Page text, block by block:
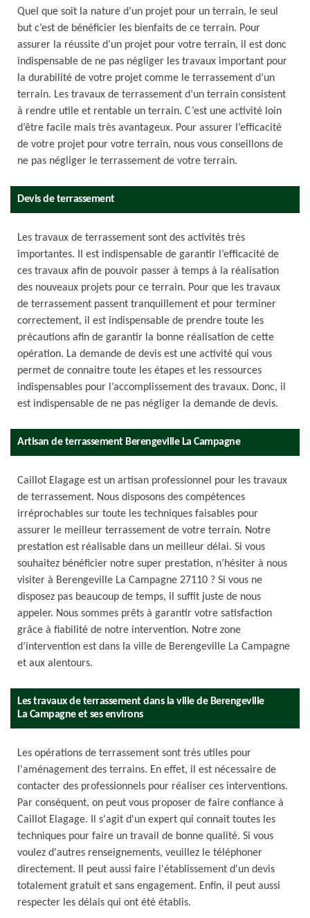
Quel que soit la nature d’un projet pour un terrain, le seul
but c’est de bénéficier les bienfaits de ce terrain. Pour
assurer la réussite d’un projet pour votre terrain, il est donc
indispensable de ne pas négliger les travaux important pour
la durabilité de votre projet comme le terrassement d’un
terrain. Les travaux de terrassement d’un terrain consistent
à rendre utile et rentable un terrain. C’est une activité loin
d’être facile mais très avantageux. Pour assurer l’efficacité
de votre projet pour votre terrain, nous vous conseillons de
ne pas négliger le terrassement de votre terrain.
Devis de terrassement
Les travaux de terrassement sont des activités très
importantes. Il est indispensable de garantir l’efficacité de
ces travaux afin de pouvoir passer à temps à la réalisation
des nouveaux projets pour ce terrain. Pour que les travaux
de terrassement passent tranquillement et pour terminer
correctement, il est indispensable de prendre toute les
précautions afin de garantir la bonne réalisation de cette
opération. La demande de devis est une activité qui vous
permet de connaitre toute les étapes et les ressources
indispensables pour l’accomplissement des travaux. Donc, il
est indispensable de ne pas négliger la demande de devis.
Artisan de terrassement Berengeville La Campagne
Caillot Elagage est un artisan professionnel pour les travaux
de terrassement. Nous disposons des compétences
irréprochables sur toute les techniques faisables pour
assurer le meilleur terrassement de votre terrain. Notre
prestation est réalisable dans un meilleur délai. Si vous
souhaitez bénéficier notre super prestation, n’hésiter à nous
visiter à Berengeville La Campagne 27110 ? Si vous ne
disposez pas beaucoup de temps, il suffit juste de nous
appeler. Nous sommes prêts à garantir votre satisfaction
grâce à fiabilité de notre intervention. Notre zone
d’intervention est dans la ville de Berengeville La Campagne
et aux alentours.
Les travaux de terrassement dans la ville de Berengeville
La Campagne et ses environs
Les opérations de terrassement sont très utiles pour
l'aménagement des terrains. En effet, il est nécessaire de
contacter des professionnels pour réaliser ces interventions.
Par conséquent, on peut vous proposer de faire confiance à
Caillot Elagage. Il s'agit d'un expert qui connait toutes les
techniques pour faire un travail de bonne qualité. Si vous
voulez d'autres renseignements, veuillez le téléphoner
directement. Il peut aussi faire l'établissement d'un devis
totalement gratuit et sans engagement. Enfin, il peut aussi
respecter les délais qui ont été établis.